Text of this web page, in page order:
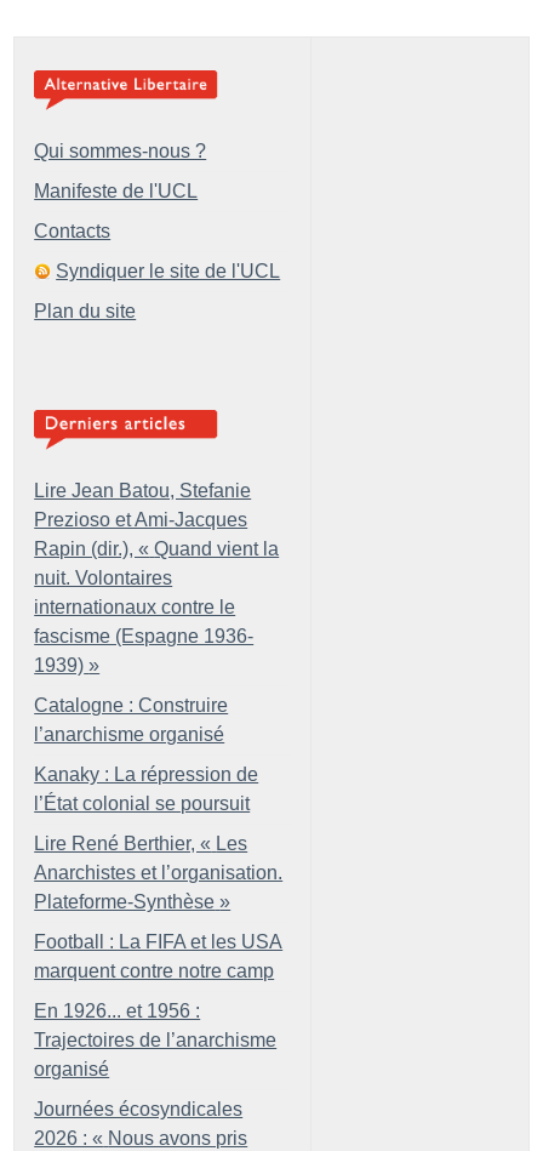
Qui sommes-nous ?
Manifeste de l'UCL
Contacts
Syndiquer le site de l'UCL
Plan du site
Lire Jean Batou, Stefanie
Prezioso et Ami-Jacques
Rapin (dir.), « Quand vient la
nuit. Volontaires
internationaux contre le
fascisme (Espagne 1936-
1939) »
Catalogne : Construire
l’anarchisme organisé
Kanaky : La répression de
l’État colonial se poursuit
Lire René Berthier, « Les
Anarchistes et l’organisation.
Plateforme-Synthèse »
Football : La FIFA et les USA
marquent contre notre camp
En 1926... et 1956 :
Trajectoires de l’anarchisme
organisé
Journées écosyndicales
2026 : « Nous avons pris